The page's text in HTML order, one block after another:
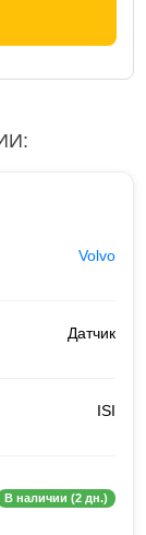
Volvo
Датчик
ISI
В наличии (2 дн.)